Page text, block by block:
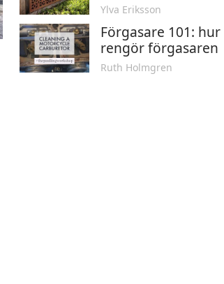
Ylva Eriksson
Förgasare 101:
rengör förgasaren
Ruth Holmgren